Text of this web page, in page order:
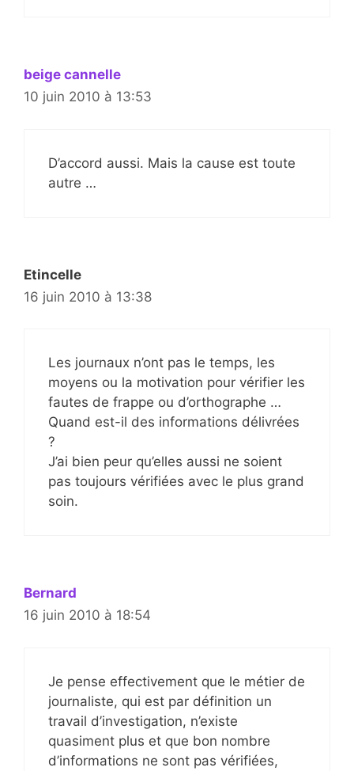
beige cannelle
10 juin 2010 à 13:53
D’accord aussi. Mais la cause est toute
autre …
Etincelle
16 juin 2010 à 13:38
Les journaux n’ont pas le temps, les
moyens ou la motivation pour vérifier les
fautes de frappe ou d’orthographe …
Quand est-il des informations délivrées
?
J’ai bien peur qu’elles aussi ne soient
pas toujours vérifiées avec le plus grand
soin.
Bernard
16 juin 2010 à 18:54
Je pense effectivement que le métier de
journaliste, qui est par définition un
travail d’investigation, n’existe
quasiment plus et que bon nombre
d’informations ne sont pas vérifiées,